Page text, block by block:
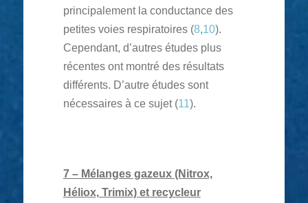
principalement la conductance des
petites voies respiratoires (8,10).
Cependant, d’autres études plus
récentes ont montré des résultats
différents. D’autre études sont
nécessaires à ce sujet (11).
7 – Mélanges gazeux (Nitrox,
Héliox, Trimix) et recycleur